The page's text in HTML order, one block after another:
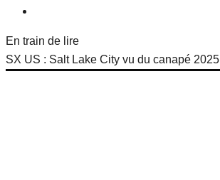
En train de lire
SX US : Salt Lake City vu du canapé 2025